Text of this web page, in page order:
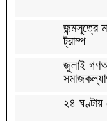
জন্মসূত্রে
ট্রাম্প
জুলাই
২৪ ঘণ্টায়